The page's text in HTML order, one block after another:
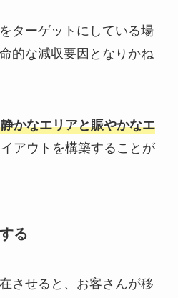
ターゲットにしている場
的な減収要因となりかね
静かなエリアと賑やかなエ
アウトを構築することが
る
させると、お客さんが移